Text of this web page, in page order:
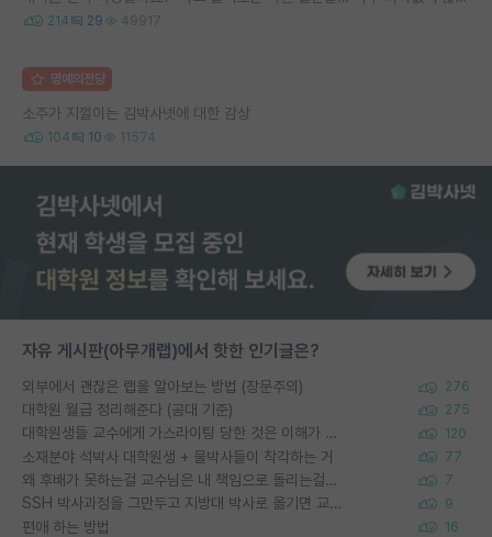
214 29 49917
명예의전당
소주가 지껄이는 김박사넷에 대한 감상
104 10 11574
자유 게시판(아무개랩)에서 핫한 인기글은?
외부에서 괜찮은 랩을 알아보는 방법 (장문주의) 276
대학원 월급 정리해준다 (공대 기준) 275
대학원생들 교수에게 가스라이팅 당한 것은 이해가 갑니다. 안타깝네요. 120
소재분야 석박사 대학원생 + 물박사들이 착각하는 거 77
왜 후배가 못하는걸 교수님은 내 책임으로 돌리는걸까요? 7
SSH 박사과정을 그만두고 지방대 박사로 옮기면 교수의 꿈은 끝일까요? 9
편애 하는 방법 16